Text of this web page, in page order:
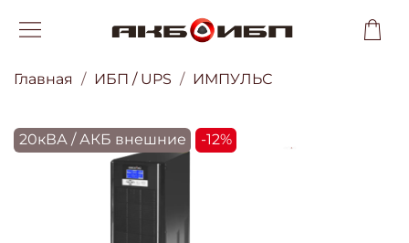
Главная ИБП / UPS ИМПУЛЬС
20кВА / АКБ внешние -12%